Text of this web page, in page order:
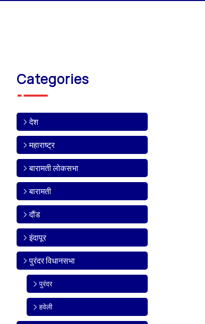
Categories
देश
महाराष्ट्र
बारामती लोकसभा
बारामती
दौंड
इंदापूर
पुरंदर विधानसभा
पुरंदर
हवेली